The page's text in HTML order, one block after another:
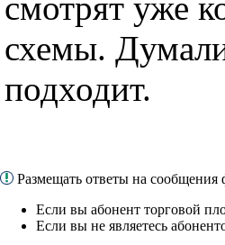
схемы.
подходит.
Размещать ответы на
Если вы абонент торговой
Если вы не являетесь